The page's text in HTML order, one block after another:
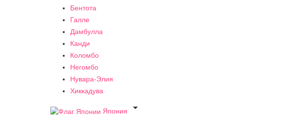
Бентота
Галле
Дамбулла
Канди
Коломбо
Негомбо
Нувара-Элия
Хиккадува
Япония
